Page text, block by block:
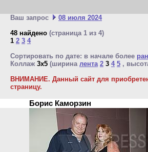
Ваш запрос
08 июля 2024
48 найдено (страница 1 из 4)
1 2 3 4
Сортировать по дате: в начале более
Коллаж 3x5 (ширина лента 2 3 4 5 ,
ВНИМАНИЕ. Данный сайт для
страницу.
Борис Каморзин